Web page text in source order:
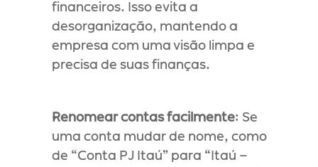
financeiros. Isso evita a
desorganização, mantendo a
empresa com uma visão limpa e
precisa de suas finanças.
Renomear contas facilmente: Se
uma conta mudar de nome, como
de “Conta PJ Itaú” para “Itaú –